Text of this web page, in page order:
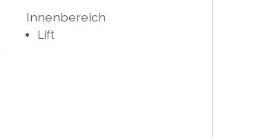
Innenbereich
Lift